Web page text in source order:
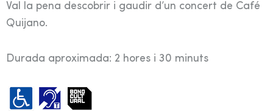
Val la pena descobrir i gaudir d’un concert de Café
Quijano.
Durada aproximada: 2 hores i 30 minuts